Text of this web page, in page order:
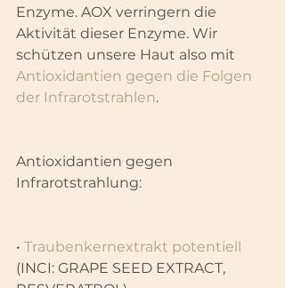
Enzyme. AOX verringern die
Aktivität dieser Enzyme. Wir
schützen unsere Haut also mit
Antioxidantien gegen die Folgen
der Infrarotstrahlen.
Antioxidantien gegen
Infrarotstrahlung:
• Traubenkernextrakt potentiell
(INCI: GRAPE SEED EXTRACT,